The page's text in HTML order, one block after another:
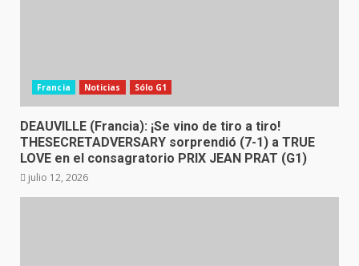
Francia Noticias Sólo G1
DEAUVILLE (Francia): ¡Se vino de tiro a tiro!
THESECRETADVERSARY sorprendió (7-1) a TRUE
LOVE en el consagratorio PRIX JEAN PRAT (G1)
julio 12, 2026